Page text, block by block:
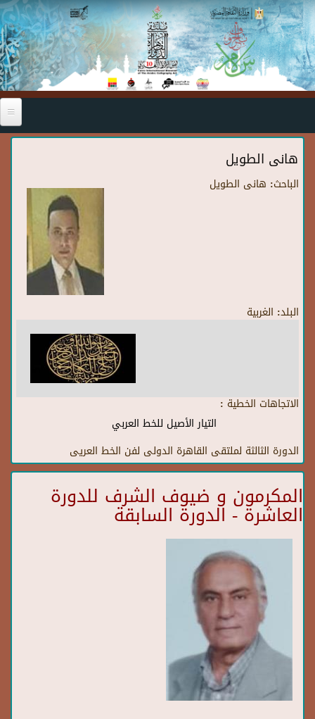
Skip to main content
هانى الطويل
الباحث: هانى الطويل
البلد: الغربية
الاتجاهات الخطية :
التيار الأصيل للخط العربي
الدورة الثالثة لملتقى القاهرة الدولى لفن الخط العريى
المكرمون و ضيوف الشرف للدورة
العاشرة - الدورة السابقة